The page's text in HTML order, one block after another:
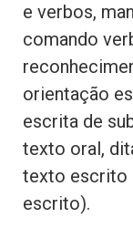
e verbos,
comando
orientação
escrita de
texto oral,
texto escrito
escrito).